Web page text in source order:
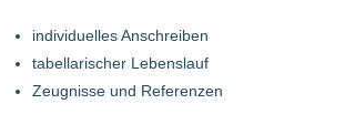
individuelles Anschreiben
tabellarischer Lebenslauf
Zeugnisse und Referenzen